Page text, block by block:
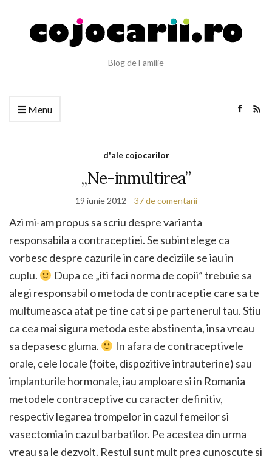
Blog de Familie
Menu
d'ale cojocarilor
„Ne-inmultirea”
19 iunie 2012 37 de comentarii
Azi mi-am propus sa scriu despre varianta
responsabila a contraceptiei. Se subintelege ca
vorbesc despre cazurile in care deciziile se iau in
cuplu.
Dupa ce „iti faci norma de copii” trebuie sa
alegi responsabil o metoda de contraceptie care sa te
multumeasca atat pe tine cat si pe partenerul tau. Stiu
ca cea mai sigura metoda este abstinenta, insa vreau
sa depasesc gluma.
In afara de contraceptivele
orale, cele locale (foite, dispozitive intrauterine) sau
implanturile hormonale, iau amploare si in Romania
metodele contraceptive cu caracter definitiv,
respectiv legarea trompelor in cazul femeilor si
vasectomia in cazul barbatilor. Pe acestea din urma
vreau sa le dezvolt. Restul sunt mult prea cunoscute si